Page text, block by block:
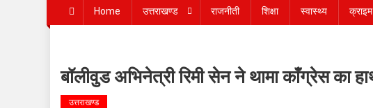
Home उत्तराखण्ड राजनीती शिक्षा स्वास्थ्य क्राइम
बॉलीवुड अभिनेत्री रिमी सेन ने थामा काँग्रेस का
उत्तराखण्ड